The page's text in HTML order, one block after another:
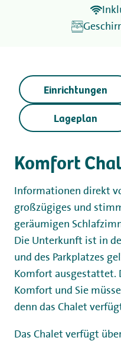
Werken bij
Einrichtungen
Lageplan
Komfort
Informationen direkt
großzügiges und
geräumigen
Die Unterkunft ist in
und des Parkplatzes
Komfort ausgestattet.
Komfort und Sie
denn das Chalet
Das Chalet verfügt